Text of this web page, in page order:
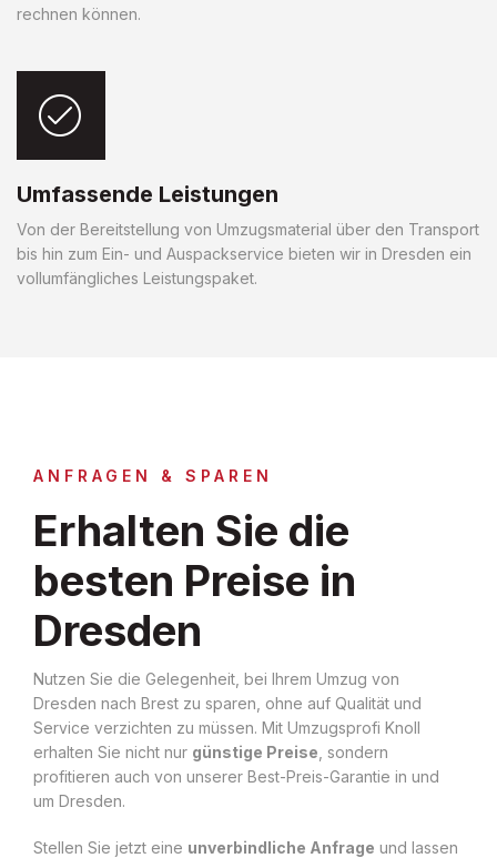
rechnen können.
Umfassende Leistungen
Von der Bereitstellung von Umzugsmaterial über den Transport
bis hin zum Ein- und Auspackservice bieten wir in Dresden ein
vollumfängliches Leistungspaket.
ANFRAGEN & SPAREN
Erhalten Sie die
besten Preise in
Dresden
Nutzen Sie die Gelegenheit, bei Ihrem Umzug von
Dresden nach Brest zu sparen, ohne auf Qualität und
Service verzichten zu müssen. Mit Umzugsprofi Knoll
erhalten Sie nicht nur günstige Preise , sondern
profitieren auch von unserer Best-Preis-Garantie in und
um Dresden.
Stellen Sie jetzt eine unverbindliche Anfrage und lassen